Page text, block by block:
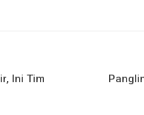
Ini Tim